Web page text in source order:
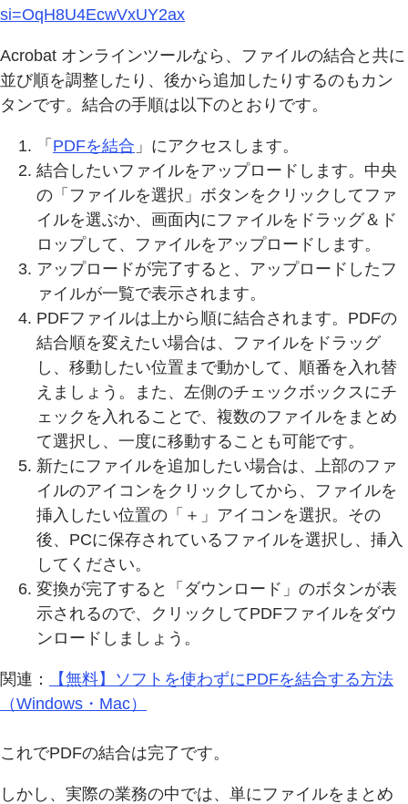
si=OqH8U4EcwVxUY2ax
Acrobat オンラインツールなら、ファイルの結合と共に
並び順を調整したり、後から追加したりするのもカン
タンです。結合の手順は以下のとおりです。
「 PDFを結合 」にアクセスします。
結合したいファイルをアップロードします。中央
の「ファイルを選択」ボタンをクリックしてファ
イルを選ぶか、画面内にファイルをドラッグ＆ド
ロップして、ファイルをアップロードします。
アップロードが完了すると、アップロードしたフ
ァイルが一覧で表示されます。
PDFファイルは上から順に結合されます。PDFの
結合順を変えたい場合は、ファイルをドラッグ
し、移動したい位置まで動かして、順番を入れ替
えましょう。また、左側のチェックボックスにチ
ェックを入れることで、複数のファイルをまとめ
て選択し、一度に移動することも可能です。
新たにファイルを追加したい場合は、上部のファ
イルのアイコンをクリックしてから、ファイルを
挿入したい位置の「＋」アイコンを選択。その
後、PCに保存されているファイルを選択し、挿入
してください。
変換が完了すると「ダウンロード」のボタンが表
示されるので、クリックしてPDFファイルをダウ
ンロードしましょう。
関連：
【無料】ソフトを使わずにPDFを結合する方法
（Windows・Mac）
これでPDFの結合は完了です。
しかし、実際の業務の中では、単にファイルをまとめ